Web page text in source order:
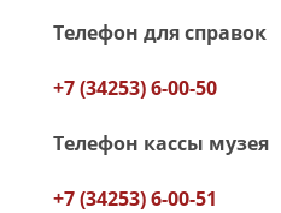
Телефон для справок
+7 (34253) 6-00-50
Телефон кассы музея
+7 (34253) 6-00-51